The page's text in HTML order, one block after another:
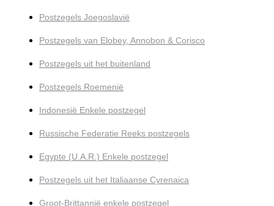
Postzegels Joegoslavië
Postzegels van Elobey, Annobon & Corisco
Postzegels uit het buitenland
Postzegels Roemenië
Indonesië Enkele postzegel
Russische Federatie Reeks postzegels
Egypte (U.A.R.) Enkele postzegel
Postzegels uit het Italiaanse Cyrenaica
Groot-Brittannië enkele postzegel